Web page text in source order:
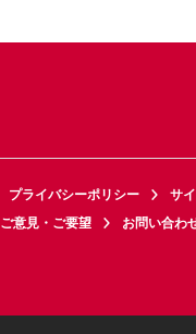
プライバシーポリシー サ
ご意見・ご要望 お問い合わ